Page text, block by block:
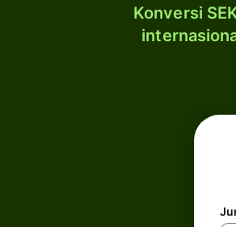
Konversi